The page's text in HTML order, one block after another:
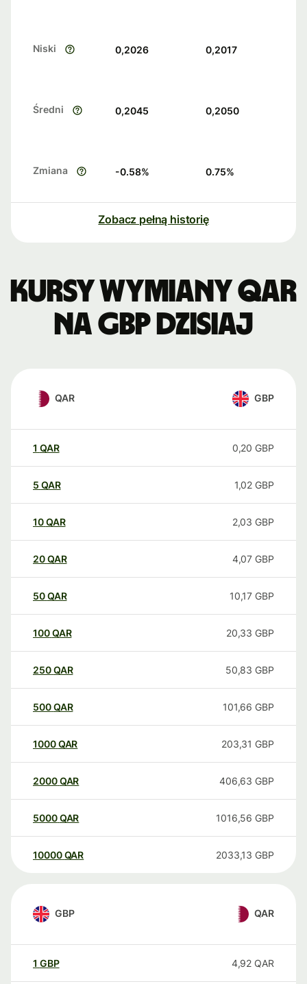
Niski 0,2026 0,2017
Średni 0,2045 0,2050
Zmiana -0.58% 0.75%
Zobacz pełną historię
Kursy wymiany QAR
na GBP dzisiaj
QAR GBP
1 QAR 0,20 GBP
5 QAR 1,02 GBP
10QAR 2,03 GBP
20QAR 4,07 GBP
50QAR 10,17 GBP
100QAR 20,33 GBP
250QAR 50,83 GBP
500QAR 101,66 GBP
1000QAR 203,31 GBP
2000QAR 406,63 GBP
5000QAR 1016,56 GBP
10000 QAR 2033,13 GBP
GBP QAR
1 GBP 4,92 QAR